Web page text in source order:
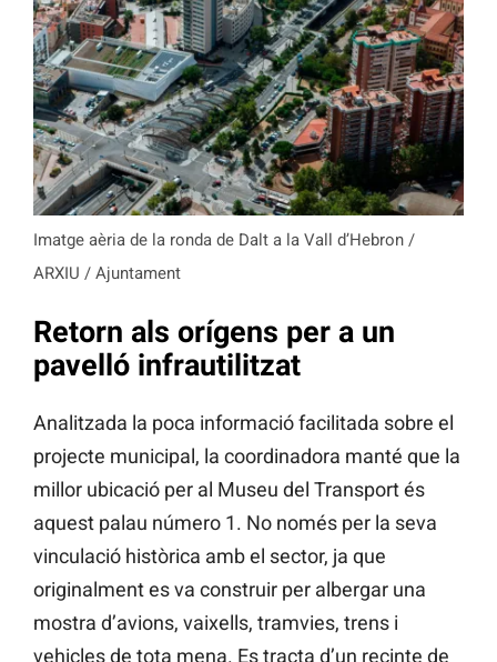
Imatge aèria de la ronda de Dalt a la Vall d’Hebron /
ARXIU / Ajuntament
Retorn als orígens per a un
pavelló infrautilitzat
Analitzada la poca informació facilitada sobre el
projecte municipal, la coordinadora manté que la
millor ubicació per al Museu del Transport és
aquest palau número 1. No només per la seva
vinculació històrica amb el sector, ja que
originalment es va construir per albergar una
mostra d’avions, vaixells, tramvies, trens i
vehicles de tota mena. Es tracta d’un recinte de